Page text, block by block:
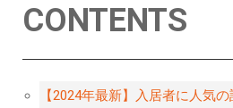
CONTENTS
【2024年最新】入居者に人気